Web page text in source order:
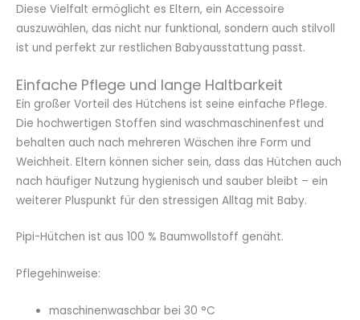
Diese Vielfalt ermöglicht es Eltern, ein Accessoire
auszuwählen, das nicht nur funktional, sondern auch stilvoll
ist und perfekt zur restlichen Babyausstattung passt.
Einfache Pflege und lange Haltbarkeit
Ein großer Vorteil des Hütchens ist seine einfache Pflege.
Die hochwertigen Stoffen sind waschmaschinenfest und
behalten auch nach mehreren Wäschen ihre Form und
Weichheit. Eltern können sicher sein, dass das Hütchen auch
nach häufiger Nutzung hygienisch und sauber bleibt – ein
weiterer Pluspunkt für den stressigen Alltag mit Baby.
Pipi-Hütchen ist aus 100 % Baumwollstoff genäht.
Pflegehinweise:
maschinenwaschbar bei 30 °C